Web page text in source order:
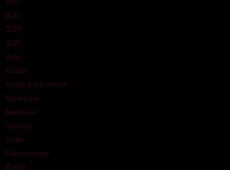
2023
2024
2025
2026
Action
Action & Adventure
Adventure
Animation
Comedy
Crime
Documentary
Drama